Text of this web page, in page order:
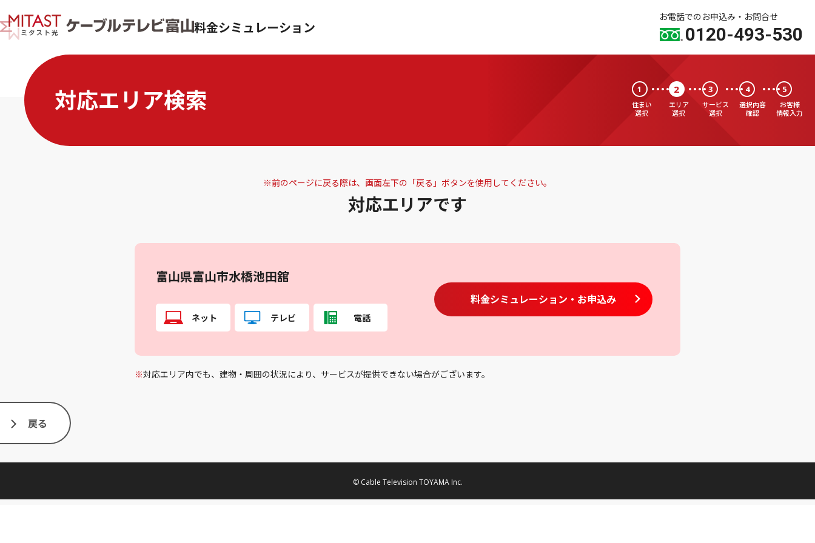
料金シミュレーション
お電話でのお申込み・お問合せ
0120-493-530
対応エリア検索 1
住まい
選択
2
エリア
選択
3
サービス
選択
4
選択内容
確認
5
お客様
情報入力
※前のページに戻る際は、画面左下の「戻る」ボタンを使用してください。
対応エリアです
富山県富山市水橋池田舘
ネット テレビ 電話
料金シミュレーション ・お申込み
※対応エリア内でも、建物・周囲の状況により、サービスが提供できない場合がございます。
戻る
© Cable Television TOYAMA Inc.